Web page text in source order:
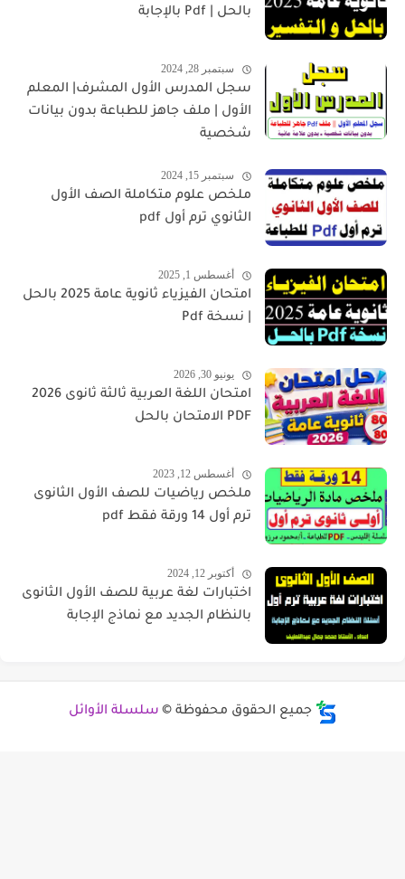
بالحل | Pdf بالإجابة
سبتمبر 28, 2024
سجل المدرس الأول المشرف| المعلم
الأول | ملف جاهز للطباعة بدون بيانات
شخصية
سبتمبر 15, 2024
ملخص علوم متكاملة الصف الأول
الثانوي ترم أول pdf
أغسطس 1, 2025
امتحان الفيزياء ثانوية عامة 2025 بالحل
| نسخة Pdf
يونيو 30, 2026
امتحان اللغة العربية ثالثة ثانوى 2026
PDF الامتحان بالحل
أغسطس 12, 2023
ملخص رياضيات للصف الأول الثانوى
ترم أول 14 ورقة فقط pdf
أكتوبر 12, 2024
اختبارات لغة عربية للصف الأول الثانوى
بالنظام الجديد مع نماذج الإجابة
جميع الحقوق محفوظة © سلسلة الأوائل